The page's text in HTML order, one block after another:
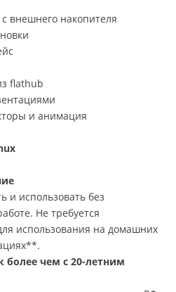
внешнего накопителя
flathub
и анимация
и использовать без
Не требуется
использования на домашних
более чем с 20-летним